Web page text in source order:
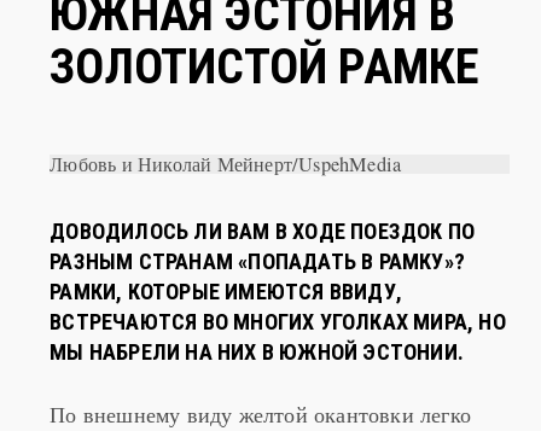
ЗОЛОТИСТОЙ РАМКЕ
РАЗНЫМ СТРАНАМ «ПОПАДАТЬ В РАМКУ»?
РАМКИ, КОТОРЫЕ ИМЕЮТСЯ ВВИДУ,
ВСТРЕЧАЮТСЯ ВО МНОГИХ УГОЛКАХ МИРА, НО
МЫ НАБРЕЛИ НА НИХ В ЮЖНОЙ ЭСТОНИИ.
догадаться, что идея так или иначе связана с